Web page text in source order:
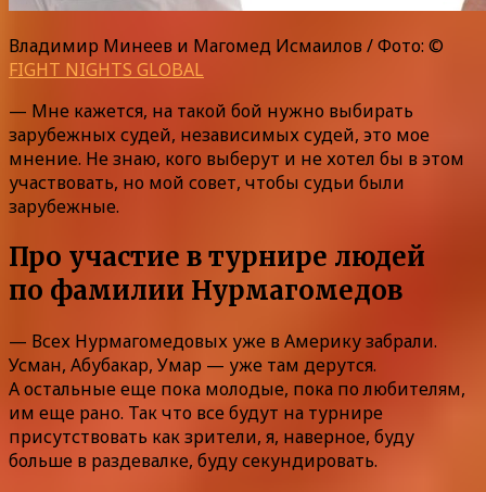
Владимир Минеев и Магомед Исмаилов / Фото: ©
FIGHT NIGHTS GLOBAL
— Мне кажется, на такой бой нужно выбирать
зарубежных судей, независимых судей, это мое
мнение. Не знаю, кого выберут и не хотел бы в этом
участвовать, но мой совет, чтобы судьи были
зарубежные.
Про участие в турнире людей
по фамилии Нурмагомедов
— Всех Нурмагомедовых уже в Америку забрали.
Усман, Абубакар, Умар — уже там дерутся.
А остальные еще пока молодые, пока по любителям,
им еще рано. Так что все будут на турнире
присутствовать как зрители, я, наверное, буду
больше в раздевалке, буду секундировать.